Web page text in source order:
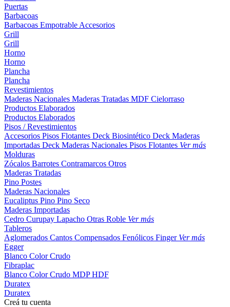
Puertas
Barbacoas
Barbacoas Empotrable Accesorios
Grill
Grill
Horno
Horno
Plancha
Plancha
Revestimientos
Maderas Nacionales Maderas Tratadas MDF Cielorraso
Productos Elaborados
Productos Elaborados
Pisos / Revestimientos
Accesorios Pisos Flotantes Deck Biosintético Deck Maderas
Importadas Deck Maderas Nacionales Pisos Flotantes Ver más
Molduras
Zócalos Barrotes Contramarcos Otros
Maderas Tratadas
Pino Postes
Maderas Nacionales
Eucaliptus Pino Pino Seco
Maderas Importadas
Cedro Curupay Lapacho Otras Roble Ver más
Tableros
Aglomerados Cantos Compensados Fenólicos Finger Ver más
Egger
Blanco ColorCrudo
Fibraplac
Blanco ColorCrudo MDPHDF
Duratex
Duratex
Creá tu cuenta